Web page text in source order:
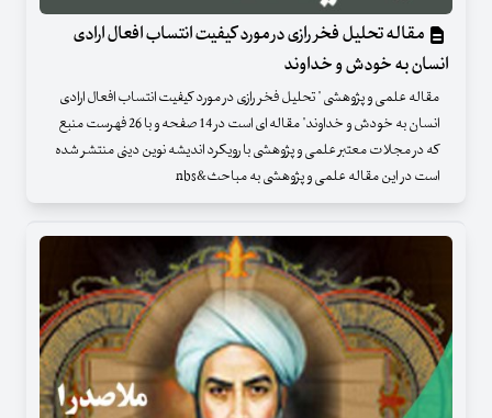
مقاله تحلیل فخر رازی در مورد کیفیت انتساب افعال ارادی
انسان به خودش و خداوند
مقاله علمی و پژوهشی " تحلیل فخر رازی در مورد کیفیت انتساب افعال ارادی
انسان به خودش و خداوند" مقاله ای است در 14 صفحه و با 26 فهرست منبع
که در مجلات معتبر علمی و پژوهشی با رویکرد اندیشه نوین دینی منتشر شده
است در این مقاله علمی و پژوهشی به مباحث&nbs